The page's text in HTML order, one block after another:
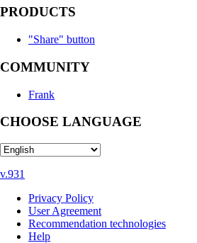
PRODUCTS
"Share" button
COMMUNITY
Frank
CHOOSE LANGUAGE
v.931
Privacy Policy
User Agreement
Recommendation technologies
Help